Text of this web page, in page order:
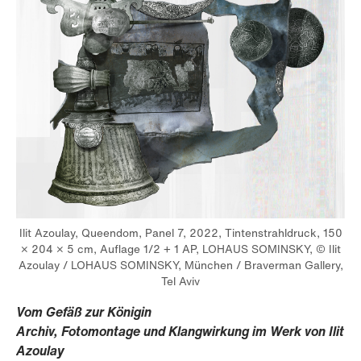
Ilit Azoulay, Queendom, Panel 7, 2022, Tintenstrahldruck, 150
× 204 × 5 cm, Auflage 1/2 + 1 AP, LOHAUS SOMINSKY, © Ilit
Azoulay / LOHAUS SOMINSKY, München / Braverman Gallery,
Tel Aviv
Vom Gefäß zur Königin
Archiv, Fotomontage und Klangwirkung im Werk von Ilit
Azoulay